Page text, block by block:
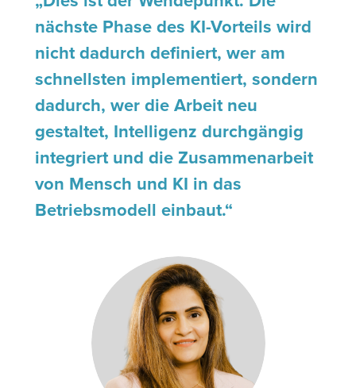
nächste Phase des KI-Vorteils wird
nicht dadurch definiert, wer am
schnellsten implementiert, sondern
dadurch, wer die Arbeit neu
gestaltet, Intelligenz durchgängig
integriert und die Zusammenarbeit
von Mensch und KI in das
Betriebsmodell einbaut.“